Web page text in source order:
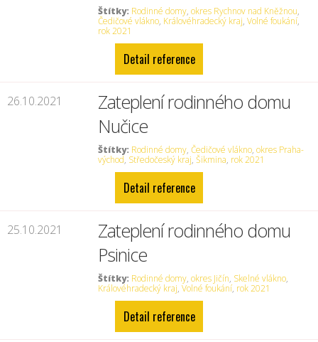
Štítky: Rodinné domy,okres Rychnov nad Kněžnou,
Čedičové vlákno, Královéhradecký kraj,Volné foukání,
rok 2021
Detail reference
26.10.2021
Zateplení rodinného domu
Nučice
Štítky: Rodinné domy,Čedičové vlákno,okres Praha-
východ, Středočeský kraj,Šikmina, rok 2021
Detail reference
25.10.2021
Zateplení rodinného domu
Psinice
Štítky: Rodinné domy,okres Jičín, Skelné vlákno,
Královéhradecký kraj,Volné foukání, rok 2021
Detail reference